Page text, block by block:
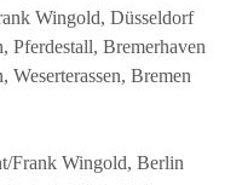
Wingold, Düsseldorf
Pferdestall, Bremerhaven
Bremen
Frank Wingold, Berlin